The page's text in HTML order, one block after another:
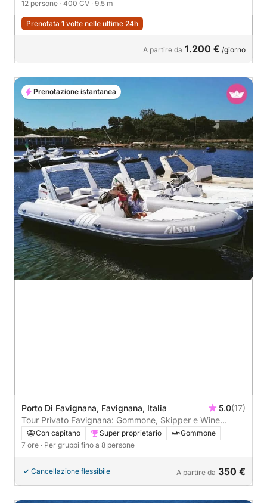
12 persone · 400 CV · 9.5 m
Prenotata 1 volte nelle ultime 24h
A partire da 1.200 € /giorno
Porto Di Favignana, Favignana, Italia 5.0(17)
Tour Privato Favignana: Gommone, Skipper e Wine
Experience
Con capitano Super proprietario
Gommone
7 ore · Per gruppi fino a 8 persone
Cancellazione flessibile A partire da 350 €
Prenotazione istantanea